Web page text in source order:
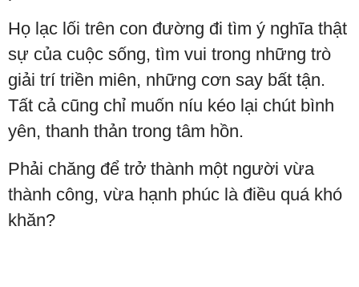
Họ lạc lối trên con đường đi tìm ý nghĩa thật
sự của cuộc sống, tìm vui trong những trò
giải trí triền miên, những cơn say bất tận.
Tất cả cũng chỉ muốn níu kéo lại chút bình
yên, thanh thản trong tâm hồn.
Phải chăng để trở thành một người vừa
thành công, vừa hạnh phúc là điều quá khó
khăn?